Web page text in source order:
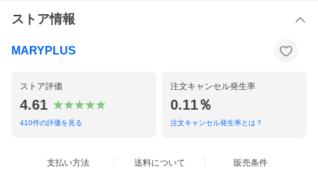
ストア情報
MARYPLUS
ストア評価
4.61
410件の評価を見る
注文キャンセル発生率
0.11％
注文キャンセル発生率とは？
支払い方法 送料について 販売条件